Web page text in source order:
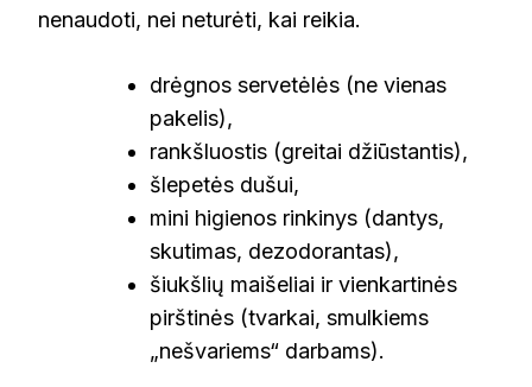
nenaudoti, nei neturėti, kai reikia.
drėgnos servetėlės (ne vienas
pakelis),
rankšluostis (greitai džiūstantis),
šlepetės dušui,
mini higienos rinkinys (dantys,
skutimas, dezodorantas),
šiukšlių maišeliai ir vienkartinės
pirštinės (tvarkai, smulkiems
„nešvariems“ darbams).